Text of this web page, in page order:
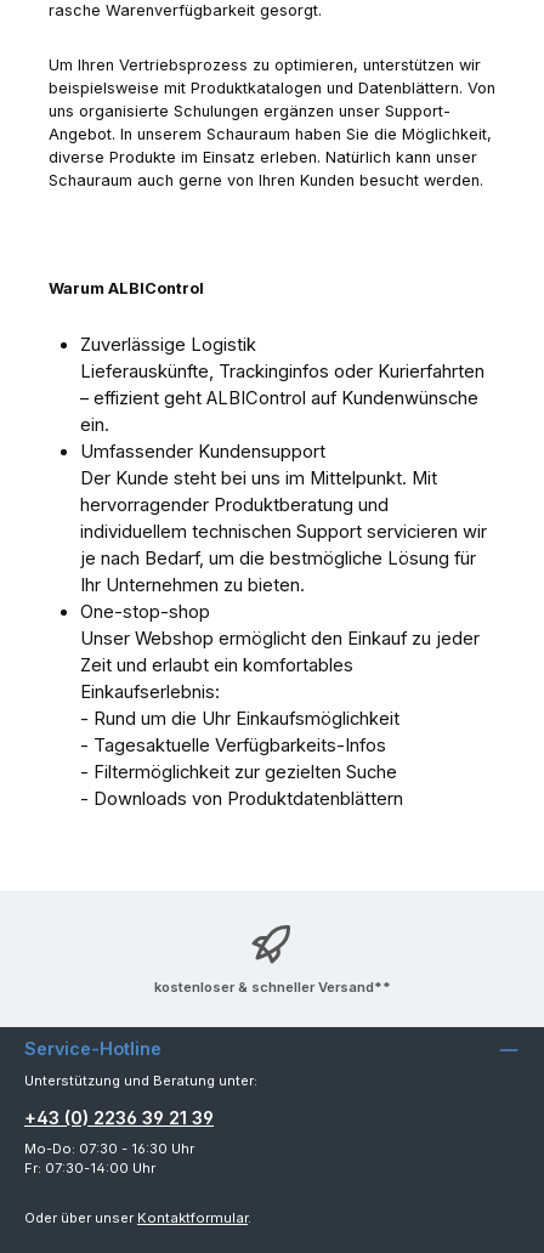
rasche Warenverfügbarkeit gesorgt.
Um Ihren Vertriebsprozess zu optimieren, unterstützen wir
beispielsweise mit Produktkatalogen und Datenblättern. Von
uns organisierte Schulungen ergänzen unser Support-
Angebot. In unserem Schauraum haben Sie die Möglichkeit,
diverse Produkte im Einsatz erleben. Natürlich kann unser
Schauraum auch gerne von Ihren Kunden besucht werden.
Warum ALBIControl
Zuverlässige Logistik
Lieferauskünfte, Trackinginfos oder Kurierfahrten
– effizient geht ALBIControl auf Kundenwünsche
ein.
Umfassender Kundensupport
Der Kunde steht bei uns im Mittelpunkt. Mit
hervorragender Produktberatung und
individuellem technischen Support servicieren wir
je nach Bedarf, um die bestmögliche Lösung für
Ihr Unternehmen zu bieten.
One-stop-shop
Unser Webshop ermöglicht den Einkauf zu jeder
Zeit und erlaubt ein komfortables
Einkaufserlebnis:
- Rund um die Uhr Einkaufsmöglichkeit
- Tagesaktuelle Verfügbarkeits-Infos
- Filtermöglichkeit zur gezielten Suche
- Downloads von Produktdatenblättern
kostenloser & schneller Versand**
Service-Hotline
Unterstützung und Beratung unter:
+43 (0) 2236 39 21 39
Mo-Do: 07:30 - 16:30 Uhr
Fr: 07:30-14:00 Uhr
Oder über unser Kontaktformular.